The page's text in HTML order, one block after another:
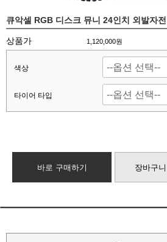
큐악셀 RGB 디스크 뮤니 24인치 외발자전
상품가 1,120,000원
색상
타이어 타입
바로 구매하기 장바구니